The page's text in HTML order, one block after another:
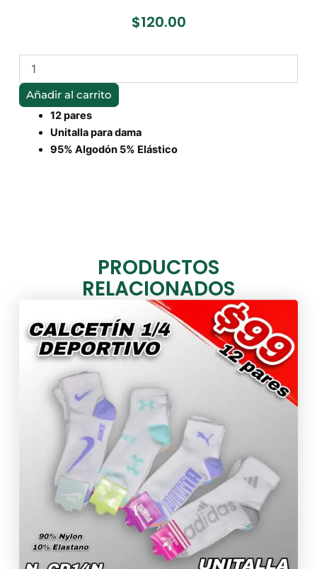
$120.00
DEPORTIVO
DAMA
cantidad
Añadir al carrito
12 pares
Unitalla para dama
95% Algodón 5% Elástico
PRODUCTOS
RELACIONADOS